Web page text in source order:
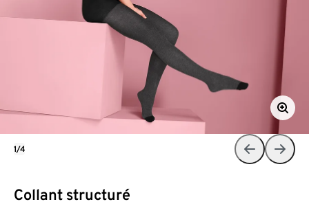
Collant structuré
1/4